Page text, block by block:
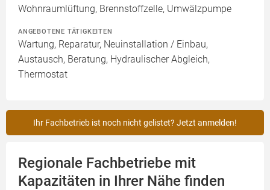
Wohnraumlüftung, Brennstoffzelle, Umwälzpumpe
ANGEBOTENE TÄTIGKEITEN
Wartung, Reparatur, Neuinstallation / Einbau,
Austausch, Beratung, Hydraulischer Abgleich,
Thermostat
Ihr Fachbetrieb ist noch nicht gelistet? Jetzt anmelden!
Regionale Fachbetriebe mit
Kapazitäten in Ihrer Nähe finden